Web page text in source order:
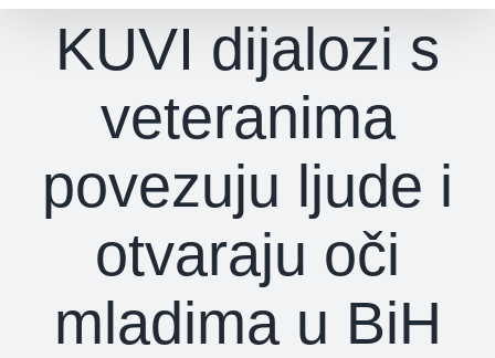
KUVI dijalozi s
veteranima
povezuju ljude i
otvaraju oči
mladima u BiH